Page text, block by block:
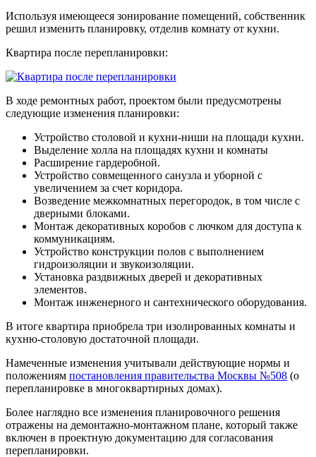
Используя имеющееся зонирование помещений, собственник
решил изменить планировку, отделив комнату от кухни.
Квартира после перепланировки:
В ходе ремонтных работ, проектом были предусмотрены
следующие изменения планировки:
Устройство столовой и кухни-ниши на площади кухни.
Выделение холла на площадях кухни и комнаты
Расширение гардеробной.
Устройство совмещенного санузла и уборной с
увеличением за счет коридора.
Возведение межкомнатных перегородок, в том числе с
дверными блоками.
Монтаж декоративных коробов с лючком для доступа к
коммуникациям.
Устройство конструкции полов с выполнением
гидроизоляции и звукоизоляции.
Установка раздвижных дверей и декоративных
элементов.
Монтаж инженерного и сантехнического оборудования.
В итоге квартира приобрела три изолированных комнаты и
кухню-столовую достаточной площади.
Намеченные изменения учитывали действующие нормы и
положениям постановления правительства Москвы №508 (о
перепланировке в многоквартирных домах).
Более наглядно все изменения планировочного решения
отражены на демонтажно-монтажном плане, который также
включен в проектную документацию для согласования
перепланировки.